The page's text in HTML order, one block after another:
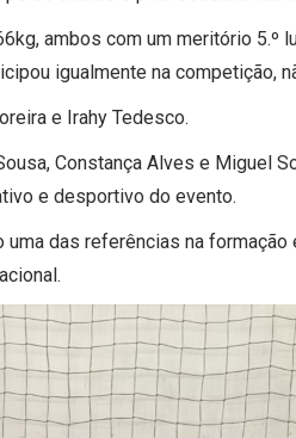
ambos com um meritório 5.º
igualmente na competição,
e Irahy Tedesco.
Constança Alves e Miguel
e desportivo do evento.
das referências na